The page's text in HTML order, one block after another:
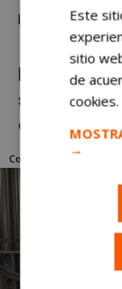
Leer más
El sistema
subida del
el conflicto
Comercios y negocios
Este
sitio
de
cookies.
→